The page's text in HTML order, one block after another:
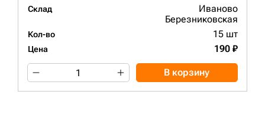
Склад
Иваново
Березниковская
Кол-во 15 шт
Цена 190 ₽
В корзину